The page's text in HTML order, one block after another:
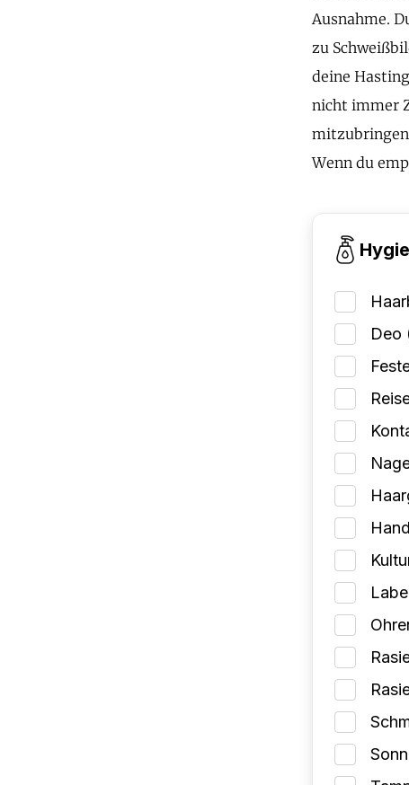
Ausnahme.
zu
deine
nicht immer
Wenn du
Deo